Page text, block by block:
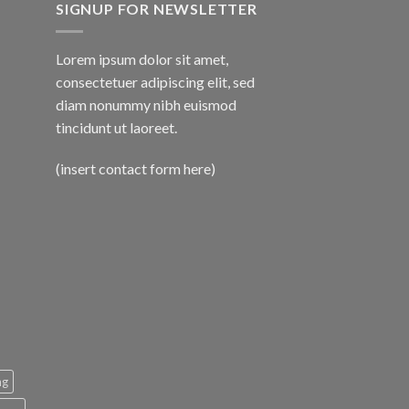
SIGNUP FOR NEWSLETTER
Lorem ipsum dolor sit amet,
consectetuer adipiscing elit, sed
diam nonummy nibh euismod
tincidunt ut laoreet.
(insert contact form here)